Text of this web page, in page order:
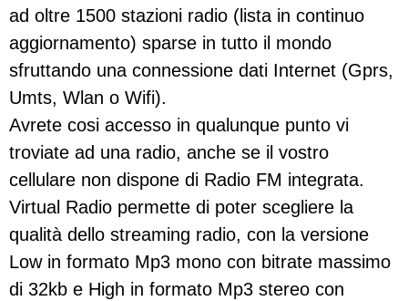
ad oltre 1500 stazioni radio (lista in continuo
aggiornamento) sparse in tutto il mondo
sfruttando una connessione dati Internet (Gprs,
Umts, Wlan o Wifi).
Avrete cosi accesso in qualunque punto vi
troviate ad una radio, anche se il vostro
cellulare non dispone di Radio FM integrata.
Virtual Radio permette di poter scegliere la
qualità dello streaming radio, con la versione
Low in formato Mp3 mono con bitrate massimo
di 32kb e High in formato Mp3 stereo con